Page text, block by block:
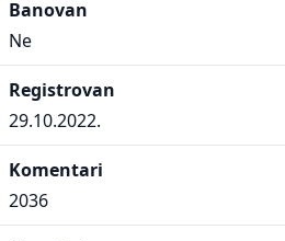
Banovan
Ne
Registrovan
29.10.2022.
Komentari
2036